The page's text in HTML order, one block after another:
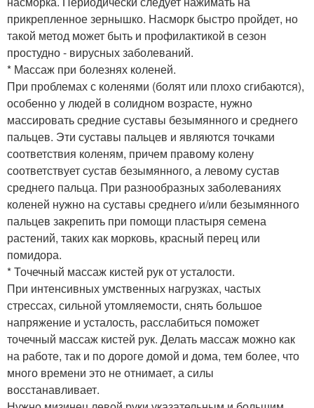
прикрепленное зернышко. Насморк быстро пройдет, но
такой метод может быть и профилактикой в сезон
простудно - вирусных заболеваний.
* Массаж при болезнях коленей.
При проблемах с коленями (болят или плохо сгибаются),
особенно у людей в солидном возрасте, нужно
массировать средние суставы безымянного и среднего
пальцев. Эти суставы пальцев и являются точками
соответствия коленям, причем правому колену
соответствует сустав безымянного, а левому сустав
среднего пальца. При разнообразных заболеваниях
коленей нужно на суставы среднего и/или безымянного
пальцев закрепить при помощи пластыря семена
растений, таких как морковь, красный перец или
помидора.
* Точечный массаж кистей рук от усталости.
При интенсивных умственных нагрузках, частых
стрессах, сильной утомляемости, снять большое
напряжение и усталость, расслабиться поможет
точечный массаж кистей рук. Делать массаж можно как
на работе, так и по дороге домой и дома, тем более, что
много времени это не отнимает, а силы
восстанавливает.